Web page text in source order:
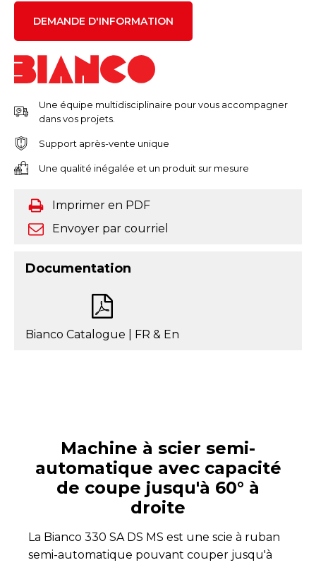
DEMANDE D'INFORMATION
Une équipe multidisciplinaire pour vous accompagner
dans vos projets.
Support après-vente unique
Une qualité inégalée et un produit sur mesure
Imprimer en PDF
Envoyer par courriel
Documentation
Bianco Catalogue | FR & En
Machine à scier semi-
automatique avec capacité
de coupe jusqu'à 60° à
droite
La Bianco 330 SA DS MS est une scie à ruban
semi-automatique pouvant couper jusqu'à